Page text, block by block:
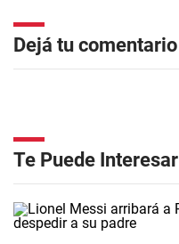
Dejá tu comentario
Te Puede Interesar